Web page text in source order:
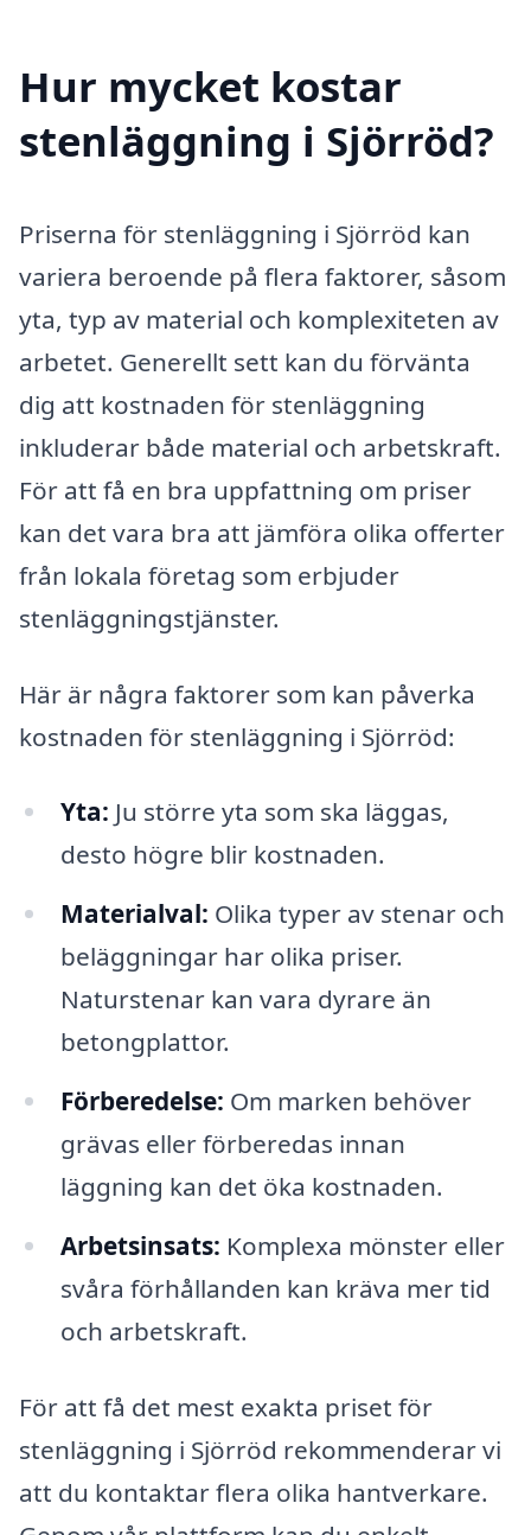
Hur mycket kostar
stenläggning i Sjörröd?
Priserna för stenläggning i Sjörröd kan
variera beroende på flera faktorer, såsom
yta, typ av material och komplexiteten av
arbetet. Generellt sett kan du förvänta
dig att kostnaden för stenläggning
inkluderar både material och arbetskraft.
För att få en bra uppfattning om priser
kan det vara bra att jämföra olika offerter
från lokala företag som erbjuder
stenläggningstjänster.
Här är några faktorer som kan påverka
kostnaden för stenläggning i Sjörröd:
Yta: Ju större yta som ska läggas,
desto högre blir kostnaden.
Materialval: Olika typer av stenar och
beläggningar har olika priser.
Naturstenar kan vara dyrare än
betongplattor.
Förberedelse: Om marken behöver
grävas eller förberedas innan
läggning kan det öka kostnaden.
Arbetsinsats: Komplexa mönster eller
svåra förhållanden kan kräva mer tid
och arbetskraft.
För att få det mest exakta priset för
stenläggning i Sjörröd rekommenderar vi
att du kontaktar flera olika hantverkare.